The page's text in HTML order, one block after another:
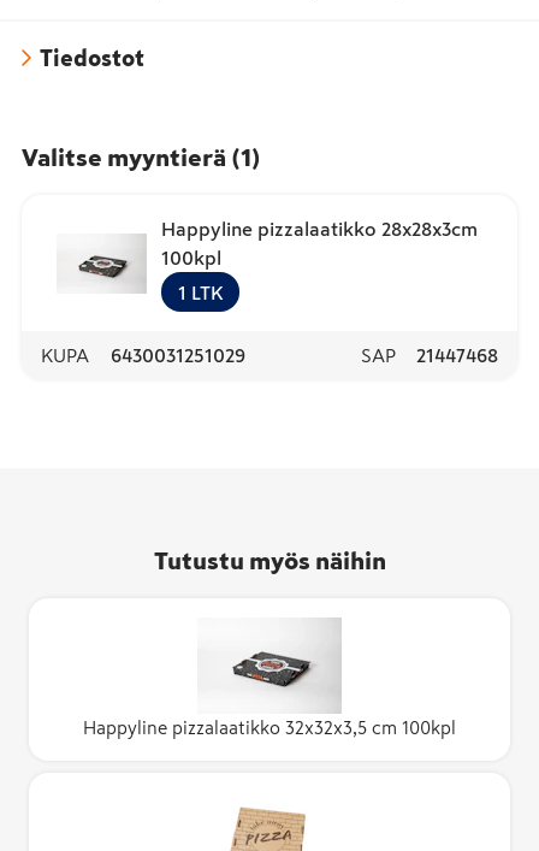
Tiedostot
Valitse myyntierä (1 )
Happyline pizzalaatikko 28x28x3cm
100kpl
1 LTK
KUPA 6430031251029 SAP 21447468
Tutustu myös näihin
Happyline pizzalaatikko 32x32x3,5 cm 100kpl